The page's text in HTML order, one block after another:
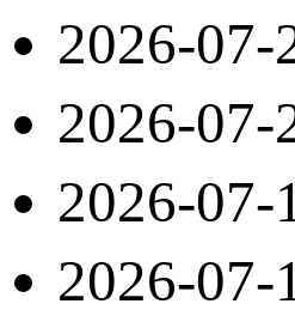
2026-07-
2026-07-
2026-07-
2026-07-